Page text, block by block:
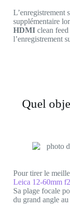
L’enregistrement
supplémentaire
HDMIclean
l’enregistrement
Quel
Pour tirer le
Leica 12-60mm
Sa plage focale
du grand angle